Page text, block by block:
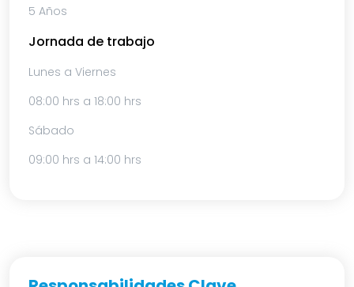
5 Años
Jornada de trabajo
Lunes a Viernes
08:00 hrs a 18:00 hrs
Sábado
09:00 hrs a 14:00 hrs